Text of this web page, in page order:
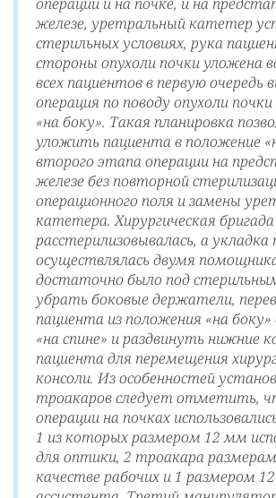
железе, уретральный катетер
стерильных условиях, рука
стороны опухоли почки уложена
всех пациентов в первую очередь
операция по поводу опухоли
«на боку». Такая планировка
уложить пациента в положение
второго этапа операции на
железе без повторной
операционного поля и замены
катетера. Хирургическая
расстерилизовывалась, а
осуществлялась двумя
достаточно было под
убрать боковые держатели,
пациента из положения «на
«на спине» и раздвинуть нижние
пациента для перемещения
консоли. Из особенностей
троакаров следует отметить,
операции на почках
1 из которых размером 12 мм
для оптики, 2 троакара
качестве рабочих и 1 размером